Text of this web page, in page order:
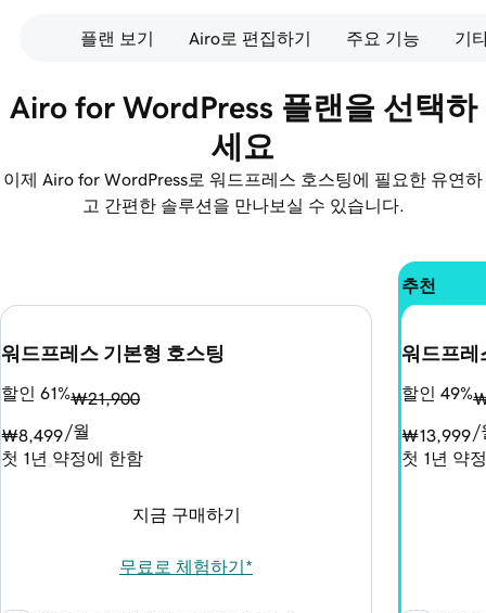
플랜 보기 Airo로 편집하기 주요 기능 기
Airo for WordPress 플랜을 선택하
세요
이제 Airo for WordPress로 워드프레스 호스팅에 필요한 유연하
고 간편한 솔루션을 만나보실 수 있습니다.
워드프레스 기본형 호스팅
할인 61%₩21,900
₩8,499 /월
첫 1년 약정에 한함
지금 구매하기
무료로 체험하기*
추천
워드프레
할인 49%
₩13,999 /
첫 1년 약